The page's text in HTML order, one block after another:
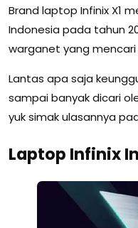
Brand laptop Infinix X1
Indonesia pada tahun
warganet yang mencari
Lantas apa saja
sampai banyak dicari
yuk simak ulasannya
Laptop Infinix